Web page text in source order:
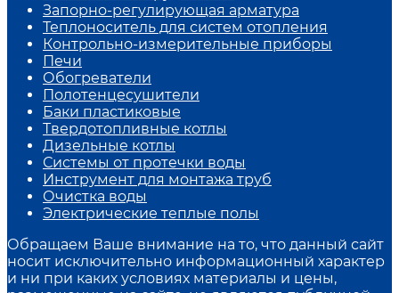
Запорно-регулирующая арматура
Теплоноситель для систем отопления
Контрольно-измерительные приборы
Печи
Обогреватели
Полотенцесушители
Баки пластиковые
Твердотопливные котлы
Дизельные котлы
Системы от протечки воды
Инструмент для монтажа труб
Очистка воды
Электрические теплые полы
Обращаем Ваше внимание на то, что данный сайт
носит исключительно информационный характер
и ни при каких условиях материалы и цены,